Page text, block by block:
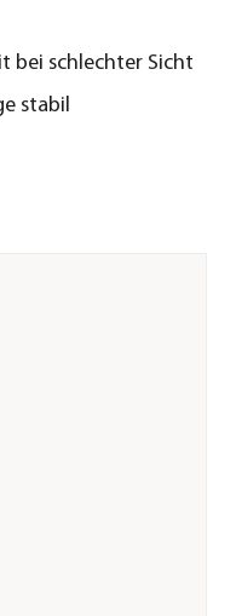
bei schlechter Sicht
stabil